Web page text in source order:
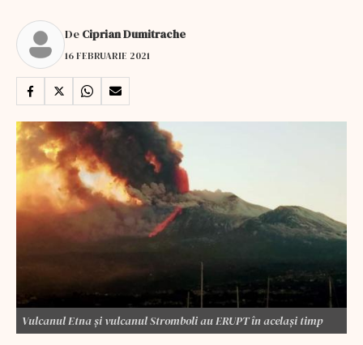
De Ciprian Dumitrache
16 FEBRUARIE 2021
Vulcanul Etna și vulcanul Stromboli au ERUPT în același timp